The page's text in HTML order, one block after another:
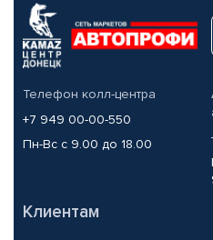
Телефон колл-центра
+7 949 00-00-550
Пн-Вс с 9.00 до 18.00
Клиентам